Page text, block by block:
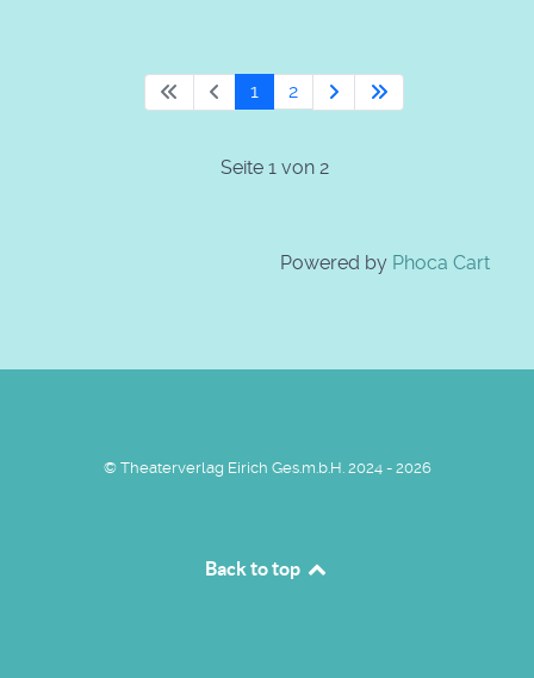
1 2
Seite 1 von 2
Powered by Phoca Cart
© Theaterverlag Eirich Ges.m.b.H. 2024 - 2026
Back to top